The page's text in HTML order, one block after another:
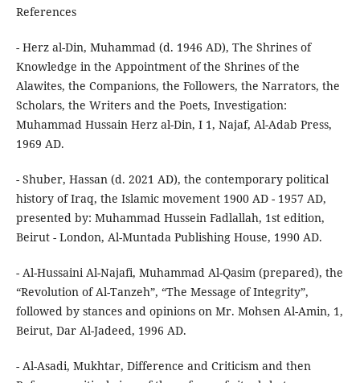
References
- Herz al-Din, Muhammad (d. 1946 AD), The Shrines of
Knowledge in the Appointment of the Shrines of the
Alawites, the Companions, the Followers, the Narrators, the
Scholars, the Writers and the Poets, Investigation:
Muhammad Hussain Herz al-Din, I 1, Najaf, Al-Adab Press,
1969 AD.
- Shuber, Hassan (d. 2021 AD), the contemporary political
history of Iraq, the Islamic movement 1900 AD - 1957 AD,
presented by: Muhammad Hussein Fadlallah, 1st edition,
Beirut - London, Al-Muntada Publishing House, 1990 AD.
- Al-Hussaini Al-Najafi, Muhammad Al-Qasim (prepared), the
“Revolution of Al-Tanzeh”, “The Message of Integrity”,
followed by stances and opinions on Mr. Mohsen Al-Amin, 1,
Beirut, Dar Al-Jadeed, 1996 AD.
- Al-Asadi, Mukhtar, Difference and Criticism and then